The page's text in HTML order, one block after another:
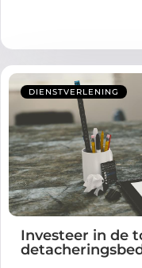
DIENSTVERLENING
Investeer in de